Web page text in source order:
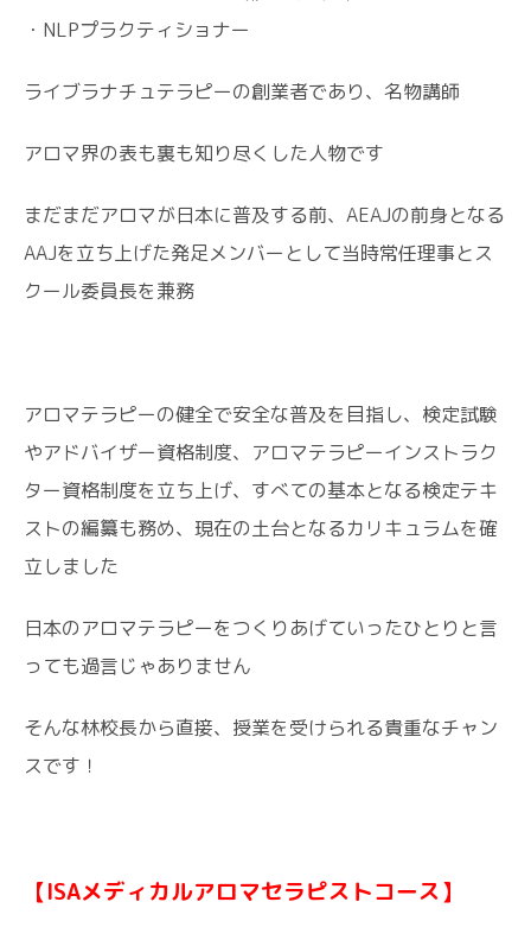
・NLPプラクティショナー
ライブラナチュテラピーの創業者であり、名物講師
アロマ界の表も裏も知り尽くした人物です
まだまだアロマが日本に普及する前、AEAJの前身となる
AAJを立ち上げた発足メンバーとして当時常任理事とス
クール委員長を兼務
アロマテラピーの健全で安全な普及を目指し、検定試験
やアドバイザー資格制度、アロマテラピーインストラク
ター資格制度を立ち上げ、すべての基本となる検定テキ
ストの編纂も務め、現在の土台となるカリキュラムを確
立しました
日本のアロマテラピーをつくりあげていったひとりと言
っても過言じゃありません
そんな林校長から直接、授業を受けられる貴重なチャン
スです！
【ISAメディカルアロマセラピストコース】